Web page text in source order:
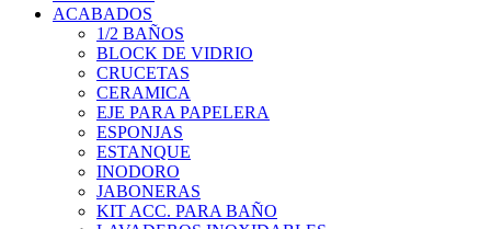
ACABADOS
1/2 BAÑOS
BLOCK DE VIDRIO
CRUCETAS
CERAMICA
EJE PARA PAPELERA
ESPONJAS
ESTANQUE
INODORO
JABONERAS
KIT ACC. PARA BAÑO